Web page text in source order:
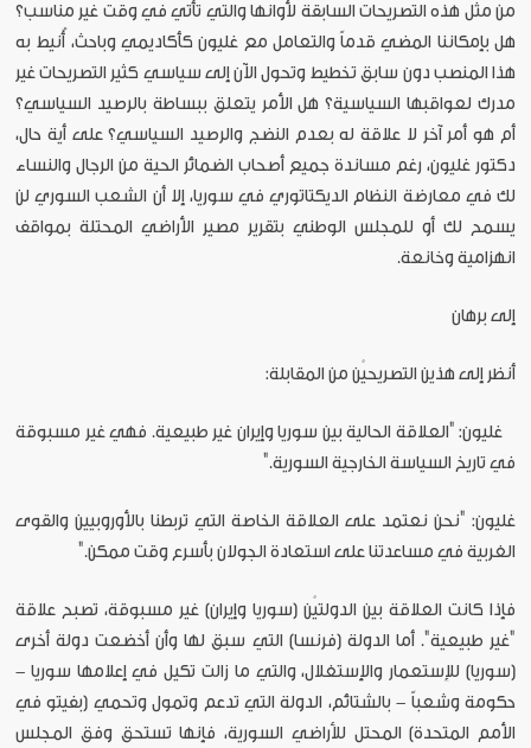
من مثل هذه التصريحات السابقة لأوانها والتي تأتي في وقت غير مناسب؟
هل بإمكاننا المضي قدماً والتعامل مع غليون كأكاديمي وباحث، أُنيط به
هذا المنصب دون سابق تخطيط وتحول الآن إلى سياسي كثير التصريحات غير
مدرك لعواقبها السياسية؟ هل الأمر يتعلق ببساطة بالرصيد السياسي؟
أم هو أمر آخر لا علاقة له بعدم النضج والرصيد السياسي؟ على أية حال،
دكتور غليون، رغم مساندة جميع أصحاب الضمائر الحية من الرجال والنساء
لك في معارضة النظام الديكتاتوري في سوريا، إلا أن الشعب السوري لن
يسمح لك أو للمجلس الوطني بتقرير مصير الأراضي المحتلة بمواقف
انهزامية وخانعة.
إلى برهان
أنظر إلى هذين التصريحيْن من المقابلة:
غليون: "العلاقة الحالية بين سوريا وإيران غير طبيعية. فهي غير مسبوقة
في تاريخ السياسة الخارجية السورية."
غليون: "نحن نعتمد على العلاقة الخاصة التي تربطنا بالأوروبيين والقوى
الغربية في مساعدتنا على استعادة الجولان بأسرع وقت ممكن."
فإذا كانت العلاقة بين الدولتيْن (سوريا وإيران) غير مسبوقة، تصبح علاقة
"غير طبيعية". أما الدولة (فرنسا) التي سبق لها وأن أخضعت دولة أخرى
(سوريا) للإستعمار والإستغلال، والتي ما زالت تكيل في إعلامها سوريا -
حكومة وشعباً - بالشتائم، الدولة التي تدعم وتمول وتحمي (بفيتو في
الأمم المتحدة) المحتل للأراضي السورية، فإنها تستحق وفق المجلس